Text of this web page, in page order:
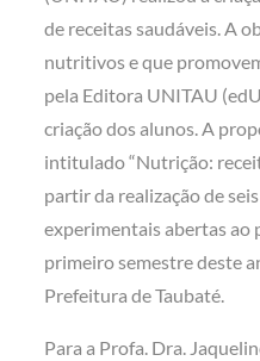
de receitas saudáveis. A
nutritivos e que
pela Editora UNITAU
criação dos alunos. A
intitulado “Nutrição:
partir da realização de
experimentais abertas ao
primeiro semestre deste
Prefeitura de Taubaté.
Para a Profa. Dra.